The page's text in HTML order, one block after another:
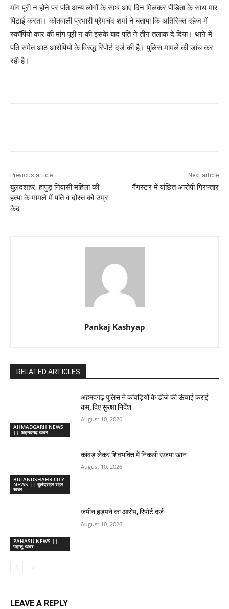
मांग पूरी न होने पर पति अन्य लोगों के साथ आए दिन मिलकर पीड़िता के साथ मार
पिटाई करता। कोतवाली प्रभारी प्रेमचंद शर्मा ने बताया कि अतिरिक्त दहेज में
स्कॉर्पियो कार की मांग पूरी न की इसके बाद पति ने तीन तलाक दे दिया। थाने में
पति समेत आठ आरोपियों के विरुद्ध रिपोर्ट दर्ज की है। पुलिस मामले की जांच कर
रही है।
Previous article
बुलंदशहर: हापुड़ निवासी महिला की
हत्या के मामले में पति व दोस्त को उम्र
कैद
Next article
गैंगस्टर में वांछित आरोपी गिरफ्तार
Pankaj Kashyap
RELATED ARTICLES
AHMADGARH NEWS
|| अहमदगढ़ खबर
अहमदगढ़ पुलिस ने कांवड़ियों के डीजे की ऊंचाई कराई
कम, दिए सुरक्षा निर्देश
August 10, 2026
BULANDSHAHR CITY
NEWS || बुलंदशहर शहर
खबर
कांवड़ लेकर शिवभक्ति में निकलीं उजमा खान
August 10, 2026
PAHASU NEWS ||
पहासू खबर
जमीन हड़पने का आरोप, रिपोर्ट दर्ज
August 10, 2026
LEAVE A REPLY